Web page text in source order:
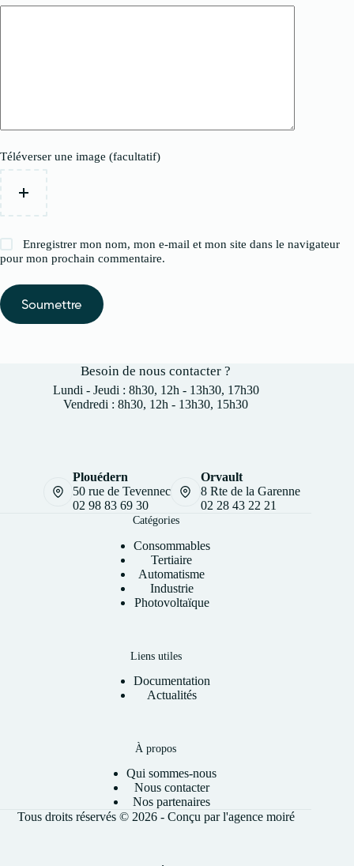
Téléverser une image (facultatif)
Enregistrer mon nom, mon e-mail et mon site dans le navigateur
pour mon prochain commentaire.
Soumettre
Besoin de nous contacter ?
Lundi - Jeudi : 8h30, 12h - 13h30, 17h30
Vendredi : 8h30, 12h - 13h30, 15h30
Plouédern
50 rue de Tevennec
02 98 83 69 30
Orvault
8 Rte de la Garenne
02 28 43 22 21
Catégories
Consommables
Tertiaire
Automatisme
Industrie
Photovoltaïque
Liens utiles
Documentation
Actualités
À propos
Qui sommes-nous
Nous contacter
Nos partenaires
Tous droits réservés © 2026 - Conçu par l'agence moiré